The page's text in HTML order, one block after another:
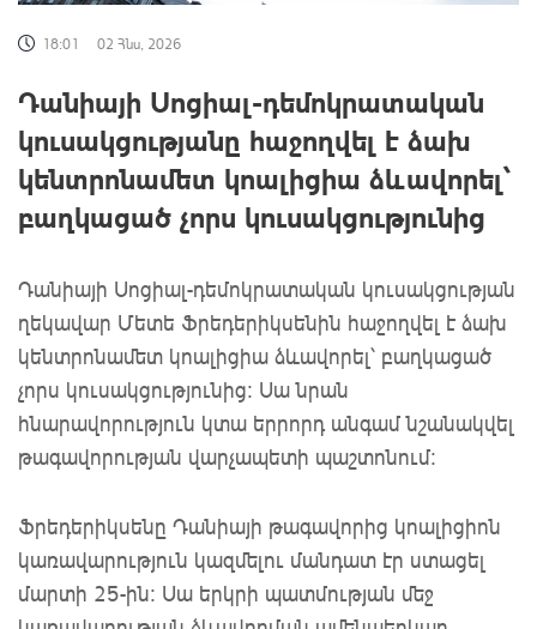
18:01 02 Հնս, 2026
Դանիայի Սոցիալ-դեմոկրատական
կուսակցությանը հաջողվել է ձախ
կենտրոնամետ կոալիցիա ձևավորել՝
բաղկացած չորս կուսակցությունից
Դանիայի Սոցիալ-դեմոկրատական կուսակցության
ղեկավար Մետե Ֆրեդերիկսենին հաջողվել է ձախ
կենտրոնամետ կոալիցիա ձևավորել՝ բաղկացած
չորս կուսակցությունից: Սա նրան
հնարավորություն կտա երրորդ անգամ նշանակվել
թագավորության վարչապետի պաշտոնում:
Ֆրեդերիկսենը Դանիայի թագավորից կոալիցիոն
կառավարություն կազմելու մանդատ էր ստացել
մարտի 25-ին: Սա երկրի պատմության մեջ